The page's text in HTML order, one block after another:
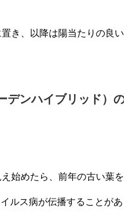
き、以降は陽当たりの良
デンハイブリッド）
始めたら、前年の古い葉
ルス病が伝播することが